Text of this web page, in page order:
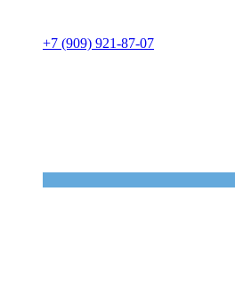
+7 (909) 921-87-07